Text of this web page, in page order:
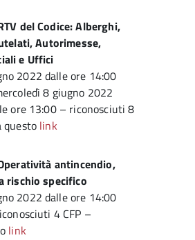
del Codice: Alberghi,
Autorimesse,
e Uffici
2022 dalle ore 14:00
8 giugno 2022
ore 13:00 – riconosciuti 8
questo link
antincendio,
rischio specifico
2022 dalle ore 14:00
4 CFP –
link